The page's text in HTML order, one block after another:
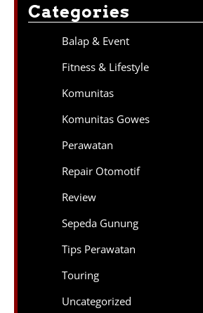
Categories
Balap & Event
Fitness & Lifestyle
Komunitas
Komunitas Gowes
Perawatan
Repair Otomotif
Review
Sepeda Gunung
Tips Perawatan
Touring
Uncategorized